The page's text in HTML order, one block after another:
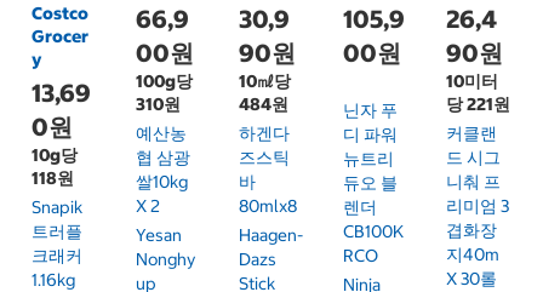
Costco
Grocer
y
13,69
0원
10g당
118원
Snapik
트러플
크래커
1.16kg
66,9
00원
100g당
310원
예산농
협 삼광
쌀10kg
X 2
Yesan
Nonghy
Up
30,9
90원
10㎖당
484원
하겐다
즈스틱
바
80mlx8
Haagen-
Dazs
Stick
105,9
00원
닌자 푸
디 파워
뉴트리
듀오 블
렌더
CB100K
RCO
Ninja
26,4
90원
10미터
당 221원
커클랜
드 시그
니춰 프
리미엄 3
겹화장
지40m
X 30롤